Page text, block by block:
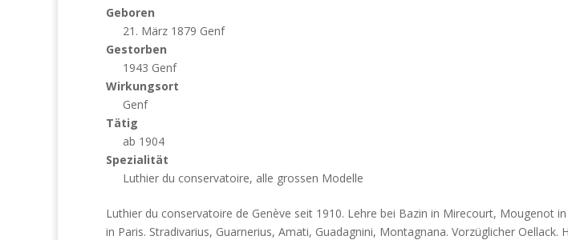
Geboren
21. März 1879 Genf
Gestorben
1943 Genf
Wirkungsort
Genf
Tätig
ab 1904
Spezialität
Luthier du conservatoire, alle grossen Modelle
Luthier du conservatoire de Genève seit 1910. Lehre bei Bazin in Mirecourt, Mougenot
in Paris. Stradivarius, Guarnerius, Amati, Guadagnini, Montagnana. Vorzüglicher Oellack.